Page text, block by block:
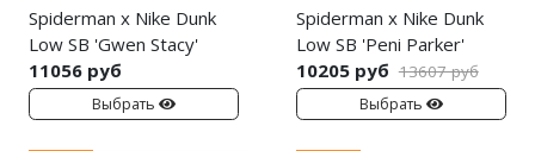
Spiderman x Nike Dunk
Low SB 'Gwen Stacy'
11056 руб
Выбрать
Spiderman x Nike Dunk
Low SB 'Peni Parker'
10205 руб 13607 руб
Выбрать